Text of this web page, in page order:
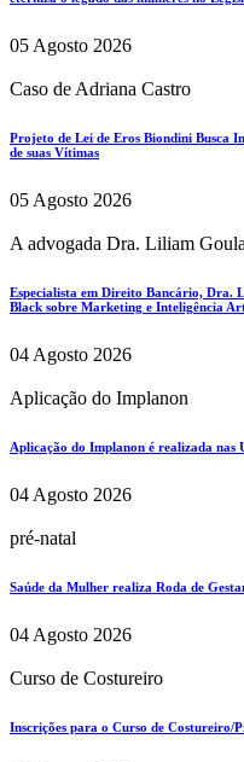
05 Agosto 2026
Caso de Adriana Castro
Projeto de Lei de Eros Biondini Busca
de suas Vítimas
05 Agosto 2026
A advogada Dra. Liliam
Especialista em Direito Bancário,
Black sobre Marketing e Inteligência
04 Agosto 2026
Aplicação do Implanon
Aplicação do Implanon é realizada nas
04 Agosto 2026
pré-natal
Saúde da Mulher realiza Roda de
04 Agosto 2026
Curso de Costureiro
Inscrições para o Curso de Costureiro/